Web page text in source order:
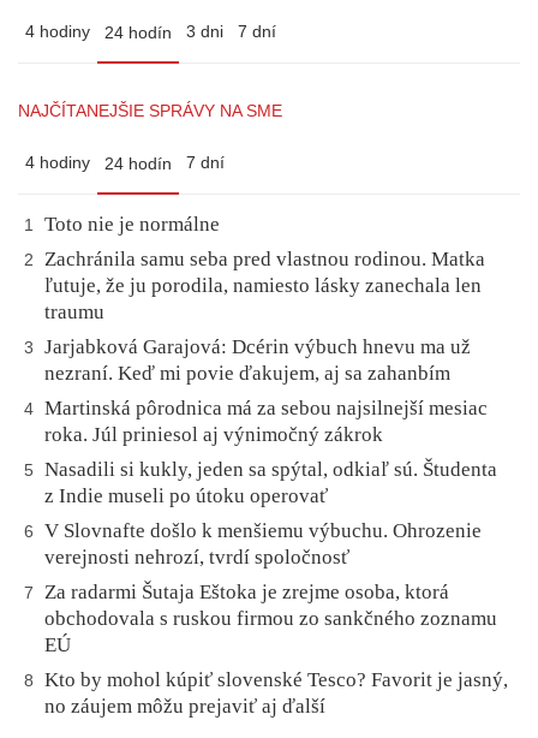
4 hodiny 24 hodín 3 dni 7 dní
NAJČÍTANEJŠIE SPRÁVY NA SME
4 hodiny 24 hodín 7 dní
1 Toto nie je normálne
2
Zachránila samu seba pred vlastnou rodinou. Matka
ľutuje, že ju porodila, namiesto lásky zanechala len
traumu
3
Jarjabková Garajová: Dcérin výbuch hnevu ma už
nezraní. Keď mi povie ďakujem, aj sa zahanbím
4 Martinská pôrodnica má za sebou najsilnejší mesiac
roka. Júl priniesol aj výnimočný zákrok
5
Nasadili si kukly, jeden sa spýtal, odkiaľ sú. Študenta
z Indie museli po útoku operovať
6
V Slovnafte došlo k menšiemu výbuchu. Ohrozenie
verejnosti nehrozí, tvrdí spoločnosť
7
Za radarmi Šutaja Eštoka je zrejme osoba, ktorá
obchodovala s ruskou firmou zo sankčného zoznamu
EÚ
8
Kto by mohol kúpiť slovenské Tesco? Favorit je jasný,
no záujem môžu prejaviť aj ďalší